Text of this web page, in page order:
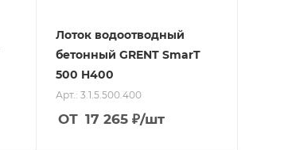
Лоток водоотводный
бетонный GRENT SmarT
500 H400
Арт.: 3.1.5.500.400
ОТ 17 265 ₽/шт